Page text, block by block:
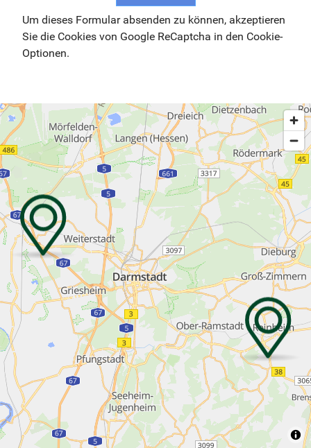
Um dieses Formular absenden zu können, akzeptieren
Sie die Cookies von Google ReCaptcha in den Cookie-
Optionen.